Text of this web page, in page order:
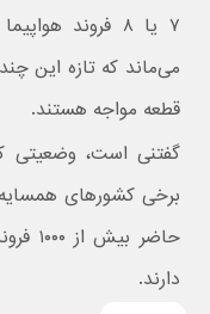
۷ یا ۸ فروند
می‌ماند که تازه این
قطعه مواجه هستند.
گفتنی است،
برخی کشورهای همسایه
دارند.